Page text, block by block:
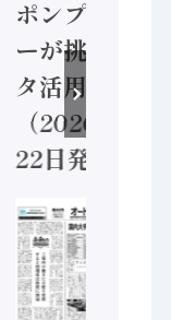
ポンプメーカ
ーが挑むデー
タ活用 など
（2026年7月
22日発行）